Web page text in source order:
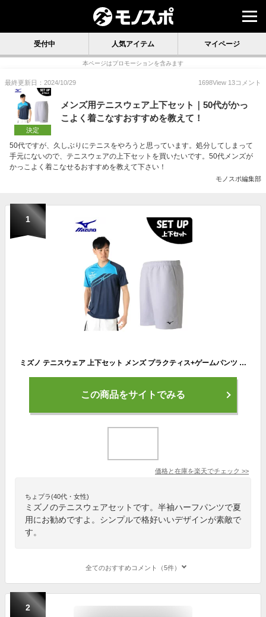
受付中 人気アイテム マイページ
本ページはプロモーションを含みます
最終更新日：2024/10/29 1698View 13コメント
決定
メンズ用テニスウェア上下セット｜50代がかっ
こよく着こなすおすすめを教えて！
50代ですが、久しぶりにテニスをやろうと思っています。処分してしまって
手元にないので、テニスウェアの上下セットを買いたいです。50代メンズが
かっこよく着こなせるおすすめを教えて下さい！
モノスポ編集部
1
ミズノ テニスウェア 上下セット メンズ プラクティス+ゲームパンツ 62JA9Z18+62JB7001 MIZUNO
この商品をサイトでみる
価格と在庫を楽天でチェック >>
ちょプラ(40代・女性)
ミズノのテニスウェアセットです。半袖ハーフパンツで夏
用にお勧めですよ。シンプルで格好いいデザインが素敵で
す。
全てのおすすめコメント（5件）
2